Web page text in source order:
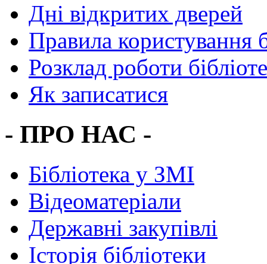
Дні відкритих дверей
Правила користування
Розклад роботи
Як записатися
- ПРО НАС -
Бібліотека у ЗМІ
Відеоматеріали
Державні закупівлі
Історія бібліотеки